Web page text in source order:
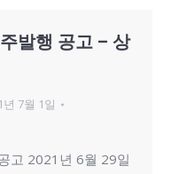
발행 공고 – 상
년 7월 1일
고 2021년 6월 29일